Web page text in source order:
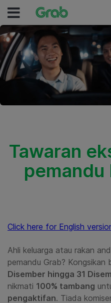
Tawaran
pemandu
Click here for English
Ahli keluarga atau rakan
pemandu Grab? Kongsikan
Disember hingga 31
nikmati 100% tambang
pengaktifan. Tiada